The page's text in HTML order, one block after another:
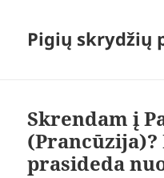
Pigių skrydžių
Skrendam į
(Prancūzija)?
prasideda